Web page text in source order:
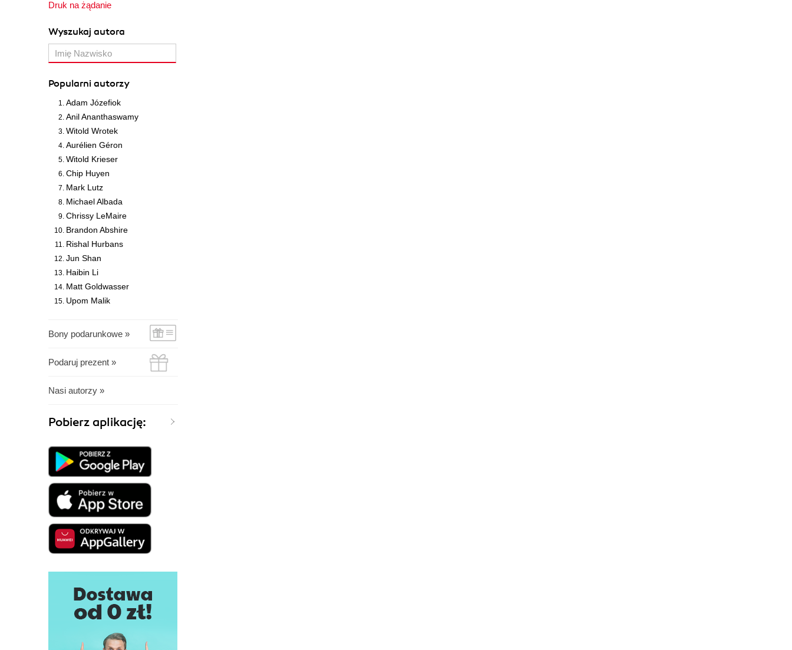
Druk na żądanie
Wyszukaj autora
Popularni autorzy
Adam Józefiok
Anil Ananthaswamy
Witold Wrotek
Aurélien Géron
Witold Krieser
Chip Huyen
Mark Lutz
Michael Albada
Chrissy LeMaire
Brandon Abshire
Rishal Hurbans
Jun Shan
Haibin Li
Matt Goldwasser
Upom Malik
Bony podarunkowe »
Podaruj prezent »
Nasi autorzy »
Pobierz aplikację: